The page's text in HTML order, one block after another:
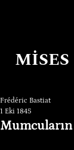
Frédéric Bastiat
1 Eki 1845